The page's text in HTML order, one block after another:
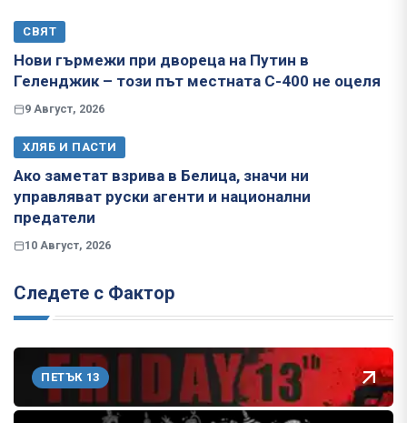
СВЯТ
Нови гърмежи при двореца на Путин в
Геленджик – този път местната С-400 не оцеля
9 Август, 2026
ХЛЯБ И ПАСТИ
Ако заметат взрива в Белица, значи ни
управляват руски агенти и национални
предатели
10 Август, 2026
Следете с Фактор
ПЕТЪК 13